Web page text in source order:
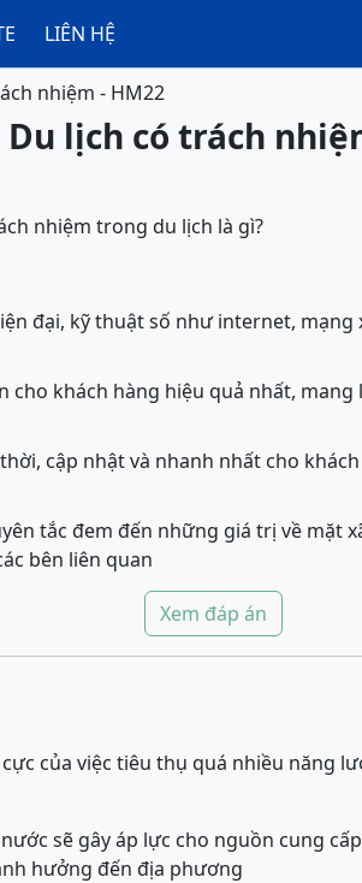
LIÊN HỆ
nhiệm - HM22
Du lịch có trách
nhiệm trong du lịch là gì?
đại, kỹ thuật số như internet,
cho khách hàng hiệu quả nhất,
cập nhật và nhanh nhất cho
tắc đem đến những giá trị về mặt
bên liên quan
Xem đáp án
của việc tiêu thụ quá nhiều năng
sẽ gây áp lực cho nguồn cung
hưởng đến địa phương